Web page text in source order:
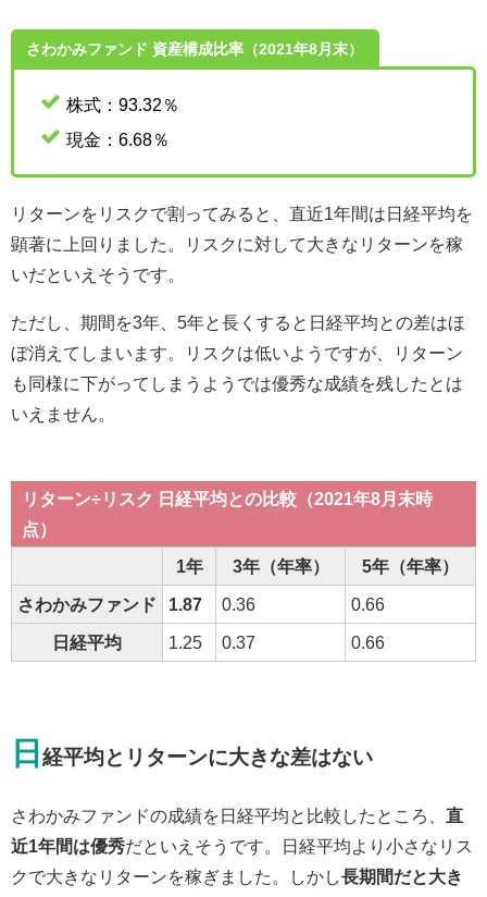
さわかみファンド 資産構成比率（2021年8月末）
株式：93.32％
現金：6.68％
リターンをリスクで割ってみると、直近1年間は日経平均を
顕著に上回りました。リスクに対して大きなリターンを稼
いだといえそうです。
ただし、期間を3年、5年と長くすると日経平均との差はほ
ぼ消えてしまいます。リスクは低いようですが、リターン
も同様に下がってしまうようでは優秀な成績を残したとは
いえません。
リターン÷リスク 日経平均との比較（2021年8月末時
点）
1年 3年（年率） 5年（年率）
さわかみファンド 1.87 0.36 0.66
日経平均 1.25 0.37 0.66
日 経平均とリターンに大きな差はない
さわかみファンドの成績を日経平均と比較したところ、 直
近1年間は優秀だといえそうです。日経平均より小さなリス
クで大きなリターンを稼ぎました。しかし長期間だと大き